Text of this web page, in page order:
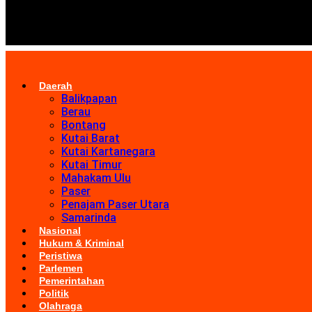
Daerah
Balikpapan
Berau
Bontang
Kutai Barat
Kutai Kartanegara
Kutai Timur
Mahakam Ulu
Paser
Penajam Paser Utara
Samarinda
Nasional
Hukum & Kriminal
Peristiwa
Parlemen
Pemerintahan
Politik
Olahraga